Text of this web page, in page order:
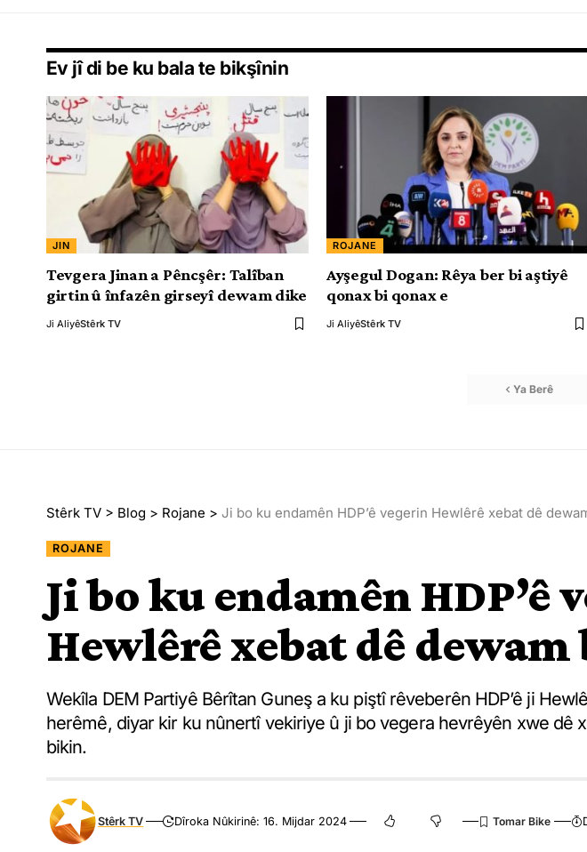
Ev jî di be ku bala te bikşînin
JIN
Tevgera Jinan a Pêncşêr: Talîban
girtin û înfazên girseyî dewam dike
Ji AliyêStêrk TV
ROJANE
Ayşegul Dogan: Rêya ber bi aştiyê
qonax bi qonax e
Ji AliyêStêrk TV
Ya Berê
Stêrk TV > Blog > Rojane > Ji bo ku endamên HDP’ê vegerin Hewlêrê xebat dê
ROJANE
Ji bo ku endamên HDP’ê
Hewlêrê xebat dê dewam
Wekîla DEM Partiyê Bêrîtan Guneş a ku piştî rêveberên HDP’ê ji
herêmê, diyar kir ku nûnertî vekiriye û ji bo vegera hevrêyên xwe dê
bikin.
Stêrk TV Dîroka Nûkirinê: 16. Mijdar 2024